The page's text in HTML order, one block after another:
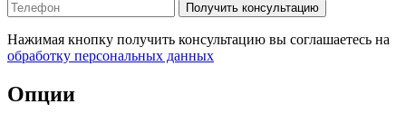
Получить консультацию
Нажимая кнопку получить консультацию вы соглашаетесь на
обработку персональных данных
Опции